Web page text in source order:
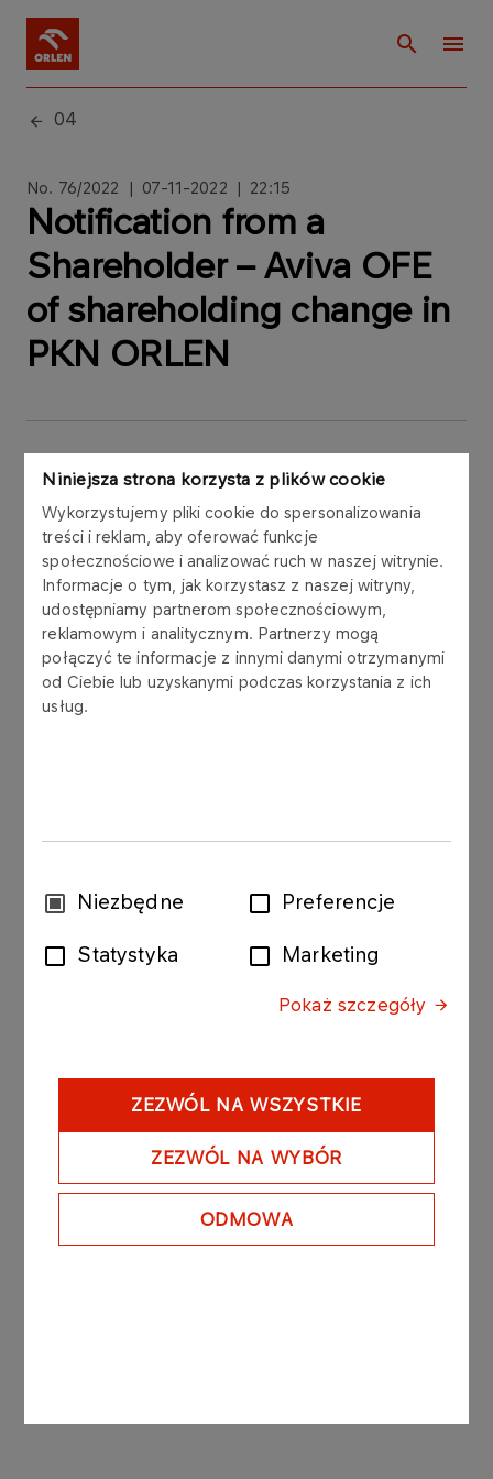
Niniejsza strona korzysta z plików cookie
Wykorzystujemy pliki cookie do spersonalizowania
treści i reklam, aby oferować funkcje
społecznościowe i analizować ruch w naszej witrynie.
Informacje o tym, jak korzystasz z naszej witryny,
udostępniamy partnerom społecznościowym,
reklamowym i analitycznym. Partnerzy mogą
połączyć te informacje z innymi danymi otrzymanymi
od Ciebie lub uzyskanymi podczas korzystania z ich
usług.
WybórNiezbędne Preferencje
Statystyka Marketing
Pokaż szczegóły
ZEZWÓL NA WSZYSTKIE
ZEZWÓL NA WYBÓR
ODMOWA
04
No. 76/2022 | 07-11-2022 | 22:15
Notification from a
Shareholder – Aviva OFE
of shareholding change in
PKN ORLEN
PKN ORLEN S.A. („PKN ORLEN”, „Company”)
informs that the Company received a notification
from a Shareholder – Aviva Otwarty Fundusz
Emerytalny Aviva Santander („Aviva OFE”) about a
decrease of share in the total number of votes in
PKN ORLEN, from 5,43% to 3,99%.
Before the change Aviva OFE held 34 023 504 of
Currently, Aviva OFE will hold 46 274 140 PKN
share capital of the Company and will entitle to
the total number of votes.
The text of the notification is attached hereto
regulatory announcement.
Notification from a Shareholder – Aviva OFE of